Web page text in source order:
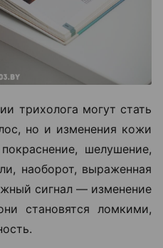
трихолога могут стать
но и изменения кожи
шелушение,
наоборот, выраженная
сигнал — изменение
становятся ломкими,